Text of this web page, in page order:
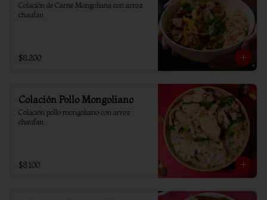
Colación de Carne Mongoliana con arroz
chaufan
$8.200
Colación Pollo Mongoliano
Colación pollo mongoliano con arroz
chaufan
$8.100